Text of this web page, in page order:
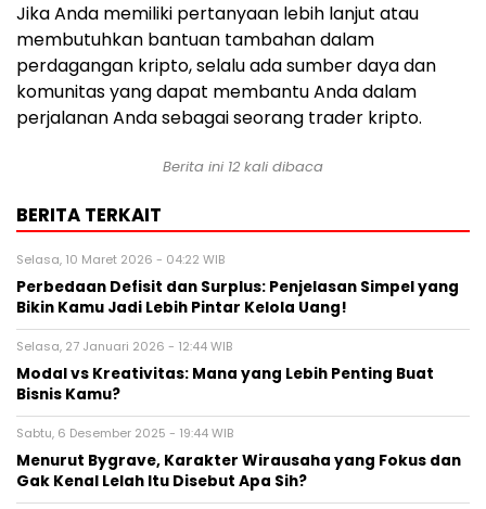
Jika Anda memiliki pertanyaan lebih lanjut atau
membutuhkan bantuan tambahan dalam
perdagangan kripto, selalu ada sumber daya dan
komunitas yang dapat membantu Anda dalam
perjalanan Anda sebagai seorang trader kripto.
Berita ini 12 kali dibaca
BERITA TERKAIT
Selasa, 10 Maret 2026 - 04:22 WIB
Perbedaan Defisit dan Surplus: Penjelasan Simpel yang
Bikin Kamu Jadi Lebih Pintar Kelola Uang!
Selasa, 27 Januari 2026 - 12:44 WIB
Modal vs Kreativitas: Mana yang Lebih Penting Buat
Bisnis Kamu?
Sabtu, 6 Desember 2025 - 19:44 WIB
Menurut Bygrave, Karakter Wirausaha yang Fokus dan
Gak Kenal Lelah Itu Disebut Apa Sih?